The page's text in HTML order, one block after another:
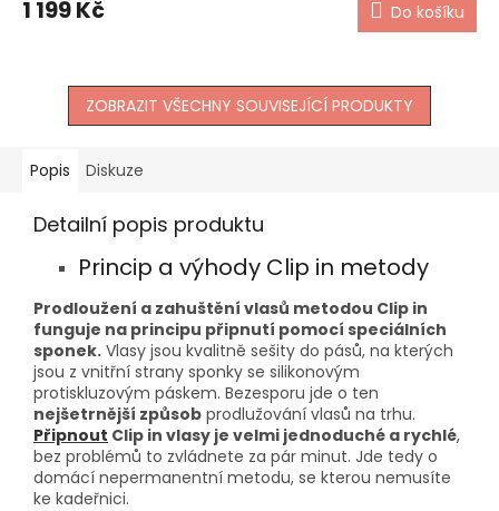
1 199 Kč Do košíku
ZOBRAZIT VŠECHNY SOUVISEJÍCÍ PRODUKTY
Popis Diskuze
Detailní popis produktu
Princip a výhody Clip in metody
Prodloužení a zahuštění vlasů metodou Clip in
funguje na principu připnutí pomocí speciálních
sponek. Vlasy jsou kvalitně sešity do pásů, na kterých
jsou z vnitřní strany sponky se silikonovým
protiskluzovým páskem. Bezesporu jde o ten
nejšetrnější způsob prodlužování vlasů na trhu.
Připnout Clip in vlasy je velmi jednoduché a rychlé,
bez problémů to zvládnete za pár minut. Jde tedy o
domácí nepermanentní metodu, se kterou nemusíte
ke kadeřnici.